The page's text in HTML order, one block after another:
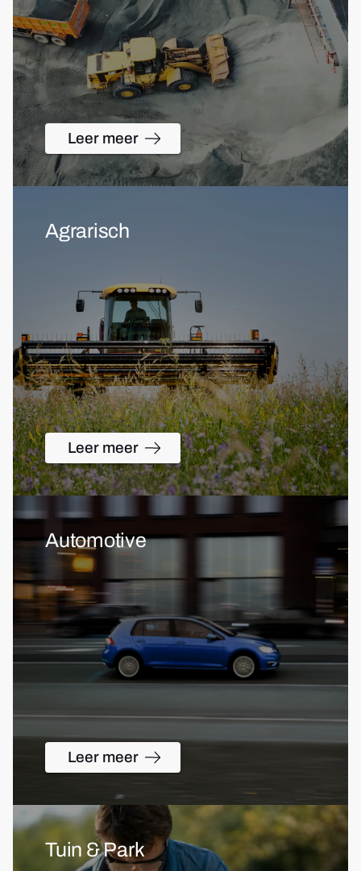
Leer meer
Agrarisch
Leer meer
Automotive
Leer meer
Tuin & Park